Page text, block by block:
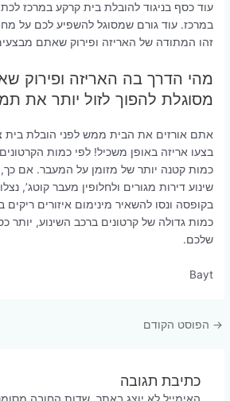
עוד כסף בניגוד להובלת בית קרקע במרכז
במרכז. עוד גורם שמסוגל להשפיע לכם על
זהו המתודה של האריזה ופירוק שאתם
מהי הדרך בה האריזה ופירוק
מסוגלת להפוך לזול יותר את
אתם אורזים את הבית ממש לפני הובלת בית
בצעו אריזה באופן משכיל! לפי כמות
כמות קטנה יותר של מזומן על המעבר. אם
שינוע דירות מגורים ולחלופין מעבר קוטג’,
בקופסה ונסו להשאיר מינימום איזורים ריקים
כמות גדולה של קרטונים ברכב השינוע, יותר
שלכם.
Bayt
Post
→ הפוסט הקודם
כתיבת תגובה
האימייל לא יוצג באתר. שדות החובה